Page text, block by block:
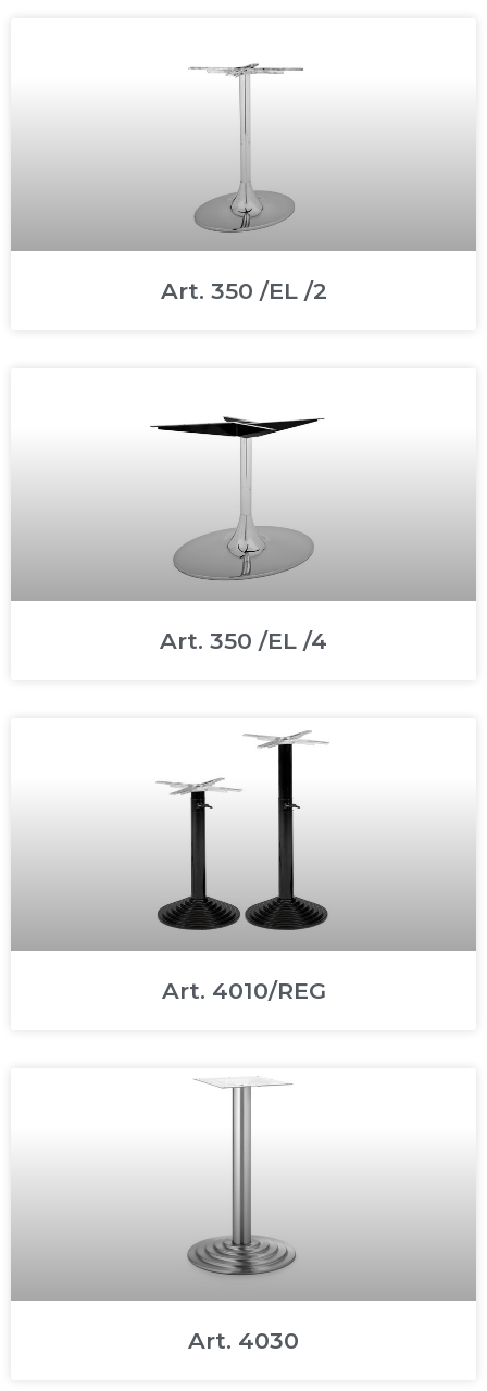
Art. 350 /EL /2
Art. 350 /EL /4
Art. 4010/REG
Art. 4030